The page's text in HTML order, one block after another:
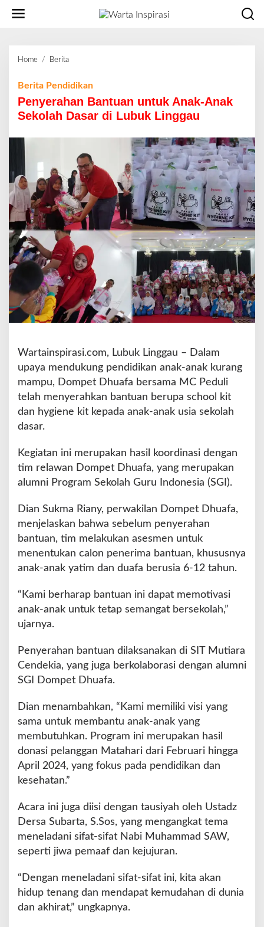
Home / Berita
n
e
r
B
n
t
u
a
n
u
n
t
u
k
A
k
-
A
a
k
k
a
D
a
a
r
d
L
b
L
g
a
u
Berita Pendidikan
Penyerahan Bantuan untuk Anak-Anak
Sekolah Dasar di Lubuk Linggau
Wartainspirasi.com, Lubuk Linggau – Dalam
upaya mendukung pendidikan anak-anak kurang
mampu, Dompet Dhuafa bersama MC Peduli
telah menyerahkan bantuan berupa school kit
dan hygiene kit kepada anak-anak usia sekolah
dasar.
Kegiatan ini merupakan hasil koordinasi dengan
tim relawan Dompet Dhuafa, yang merupakan
alumni Program Sekolah Guru Indonesia (SGI).
Dian Sukma Riany, perwakilan Dompet Dhuafa,
menjelaskan bahwa sebelum penyerahan
bantuan, tim melakukan asesmen untuk
menentukan calon penerima bantuan, khususnya
anak-anak yatim dan duafa berusia 6-12 tahun.
“Kami berharap bantuan ini dapat memotivasi
anak-anak untuk tetap semangat bersekolah,”
ujarnya.
Penyerahan bantuan dilaksanakan di SIT Mutiara
Cendekia, yang juga berkolaborasi dengan alumni
SGI Dompet Dhuafa.
Dian menambahkan, “Kami memiliki visi yang
sama untuk membantu anak-anak yang
membutuhkan. Program ini merupakan hasil
donasi pelanggan Matahari dari Februari hingga
April 2024, yang fokus pada pendidikan dan
kesehatan.”
Acara ini juga diisi dengan tausiyah oleh Ustadz
Dersa Subarta, S.Sos, yang mengangkat tema
meneladani sifat-sifat Nabi Muhammad SAW,
seperti jiwa pemaaf dan kejujuran.
“Dengan meneladani sifat-sifat ini, kita akan
hidup tenang dan mendapat kemudahan di dunia
dan akhirat,” ungkapnya.